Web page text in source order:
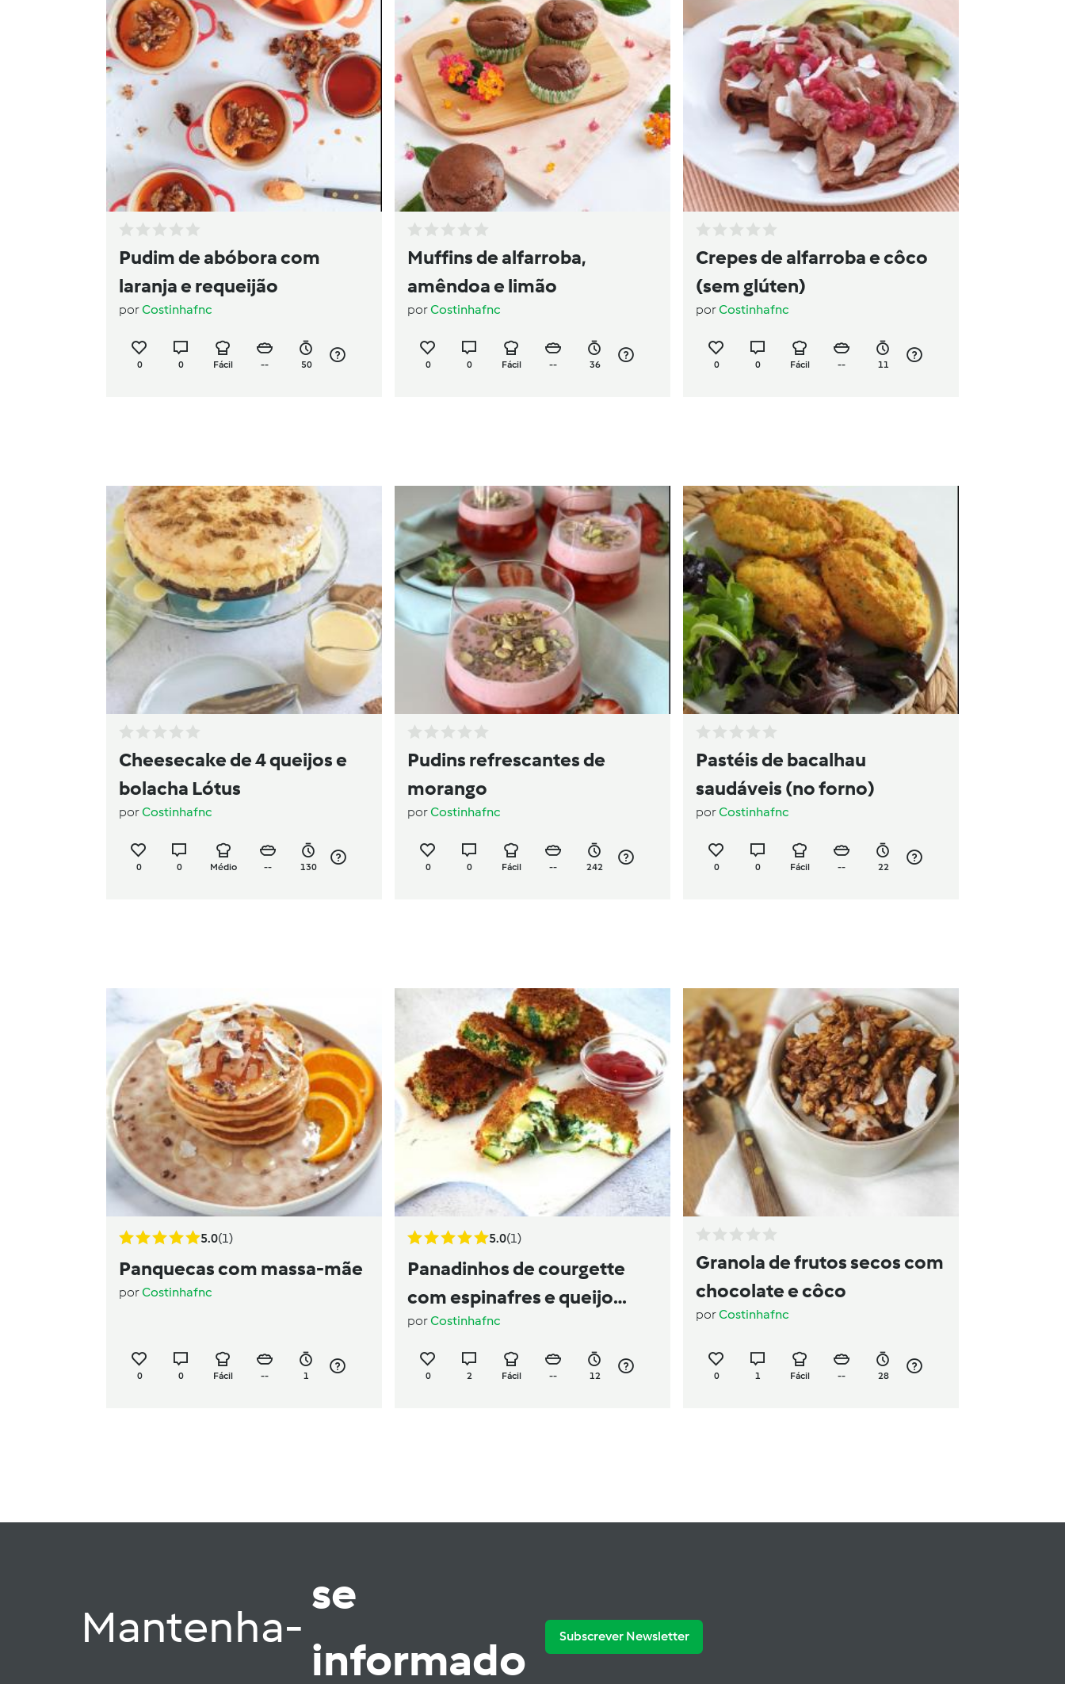
Pudim de abóbora com
laranja e requeijão
porCostinhafnc
0 0 Fácil -- 50
Muffins de alfarroba,
amêndoa e limão
porCostinhafnc
0 0 Fácil -- 36
Crepes de alfarroba e côco
(sem glúten)
porCostinhafnc
0 0 Fácil -- 11
Cheesecake de 4 queijos e
bolacha Lótus
porCostinhafnc
0 0 Médio -- 130
Pudins refrescantes de
morango
porCostinhafnc
0 0 Fácil -- 242
Pastéis de bacalhau
saudáveis (no forno)
porCostinhafnc
0 0 Fácil -- 22
5.0(1)
Panquecas com massa-mãe
porCostinhafnc
0 0 Fácil -- 1
5.0(1)
Panadinhos de courgette
com espinafres e queijo
creme
porCostinhafnc
0 2 Fácil -- 12
Granola de frutos secos com
chocolate e côco
porCostinhafnc
0 1 Fácil -- 28
Mantenha-
se
informado
Subscrever Newsletter